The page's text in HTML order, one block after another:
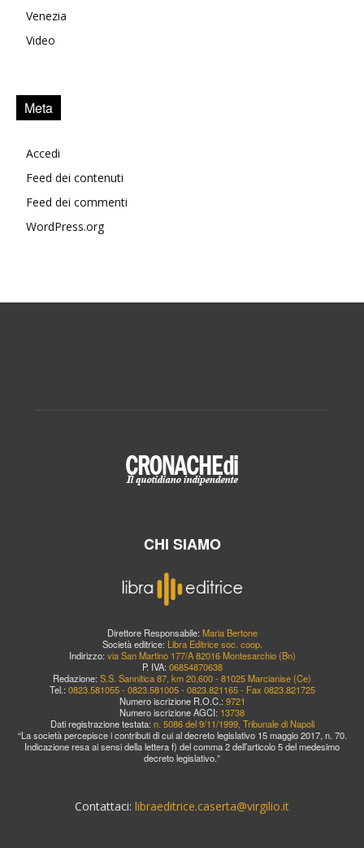
Venezia
Video
Meta
Accedi
Feed dei contenuti
Feed dei commenti
WordPress.org
CHI SIAMO
Direttore Responsabile: Maria Bertone
Società editrice: Libra Editrice soc. coop.
Indirizzo: via San Martino 177/A 82016 Montesarchio (Bn)
P. IVA: 06854870638
Redazione: S.S. Sannitica 87, km 20,600 - 81025 Marcianise (Ce)
Tel.: 0823.581055 - 0823.581005 - 0823.821165 - Fax 0823.821725
Numero iscrizione R.O.C.: 9721
Numero iscrizione AGCI: 13738
Dati registrazione testata: n. 5086 del 9/11/1999, Tribunale di Napoli
“La società percepisce i contributi di cui al decreto legislativo 15 maggio 2017, n. 70.
Indicazione resa ai sensi della lettera f) del comma 2 dell’articolo 5 del medesimo
decreto legislativo.”
Contattaci: libraeditrice.caserta@virgilio.it